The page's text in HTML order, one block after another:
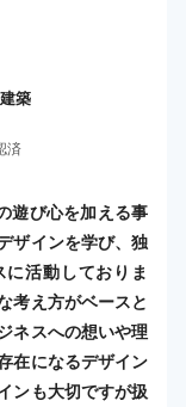
築
済
遊び心を加える事
ザインを学び、独
活動しておりま
考え方がベースと
ネスへの想いや理
在になるデザイン
ンも大切ですが扱